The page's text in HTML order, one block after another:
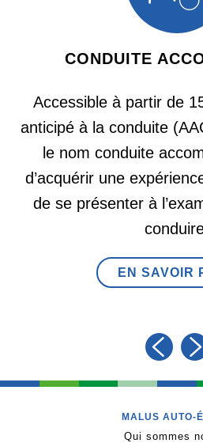
CONDUITE
Accessible à partir de
anticipé à la conduite
le nom conduite
d’acquérir une
de se présenter à
EN SAVOIR
MALUS AUTO-
Qui sommes